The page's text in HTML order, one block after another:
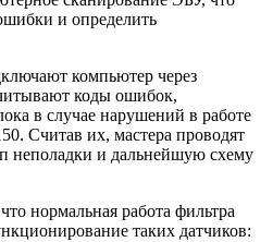
и определить
компьютер через
коды ошибок,
в случае нарушений в работе
Считав их, мастера проводят
неполадки и дальнейшую схему
нормальная работа фильтра
таких датчиков: